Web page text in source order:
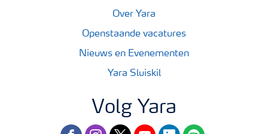
Over Yara
Openstaande vacatures
Nieuws en Evenementen
Yara Sluiskil
Volg Yara
facebookinstagram
twitteryoutubelinkedinspotify